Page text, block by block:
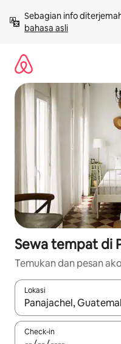
langsung
lihat
Sebagian info
bahasa asli
Sewa tempat di
Temukan dan pesan
Lokasi
Jika hasil yang dicari
Check-in